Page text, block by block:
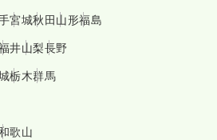
宮城秋田山形福島
井山梨長野
栃木群馬
歌山